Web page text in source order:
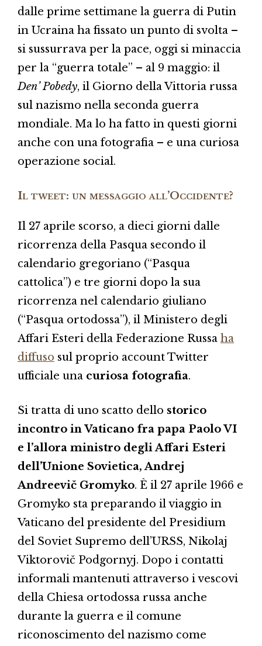
dalle prime settimane la guerra di Putin
in Ucraina ha fissato un punto di svolta –
si sussurrava per la pace, oggi si minaccia
per la “guerra totale” – al 9 maggio: il
Den’ Pobedy, il Giorno della Vittoria russa
sul nazismo nella seconda guerra
mondiale. Ma lo ha fatto in questi giorni
anche con una fotografia – e una curiosa
operazione social.
Il tweet: un messaggio all’Occidente?
Il 27 aprile scorso, a dieci giorni dalle
ricorrenza della Pasqua secondo il
calendario gregoriano (“Pasqua
cattolica”) e tre giorni dopo la sua
ricorrenza nel calendario giuliano
(“Pasqua ortodossa”), il Ministero degli
Affari Esteri della Federazione Russa ha
diffuso sul proprio account Twitter
ufficiale una curiosa fotografia.
Si tratta di uno scatto dello storico
incontro in Vaticano fra papa Paolo VI
e l’allora ministro degli Affari Esteri
dell’Unione Sovietica, Andrej
Andreevič Gromyko. È il 27 aprile 1966 e
Gromyko sta preparando il viaggio in
Vaticano del presidente del Presidium
del Soviet Supremo dell’URSS, Nikolaj
Viktorovič Podgornyj. Dopo i contatti
informali mantenuti attraverso i vescovi
della Chiesa ortodossa russa anche
durante la guerra e il comune
riconoscimento del nazismo come